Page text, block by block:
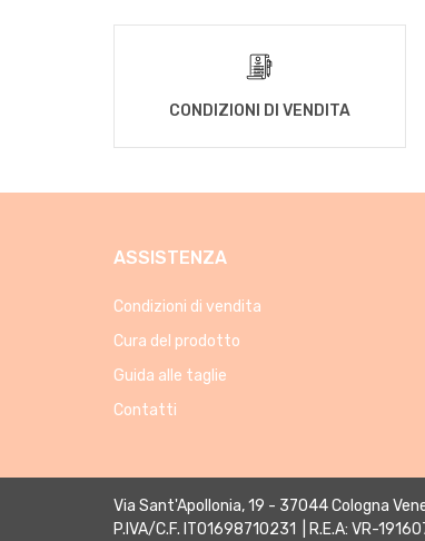
CONDIZIONI DI VENDITA
ASSISTENZA
Condizioni di vendita
Cura del prodotto
Guida alle taglie
Contatti
Via Sant'Apollonia, 19 - 37044 Cologna
P.IVA/C.F. IT01698710231 | R.E.A: VR-